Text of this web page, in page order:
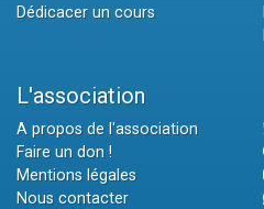
Dédicacer un cours
L'association
A propos de l'association
Faire un don !
Mentions légales
Nous contacter